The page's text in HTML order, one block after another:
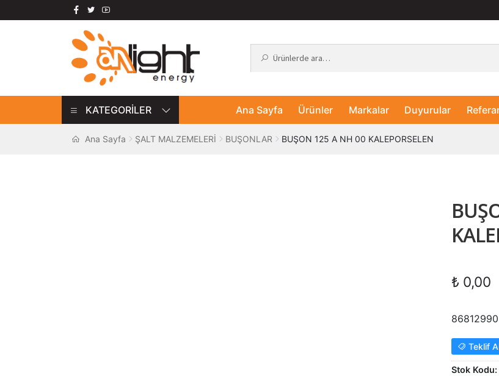
Dolaşıma
geç
İçeriğe
geç
KATEGORİLER Ana Sayfa Ürünler Markalar Duyurular
Ana Sayfa ŞALT MALZEMELERİ BUŞONLAR BUŞON 125 A NH 00 KALEPORSELEN
₺ 0,00
Teklif
Stok Kodu: